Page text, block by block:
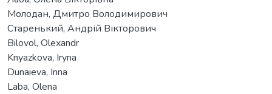
Молодан, Дмитро Володимирович
Старенький, Андрій Вікторович
Bilovol, Olexandr
Knyazkova, Iryna
Dunaieva, Inna
Laba, Olena